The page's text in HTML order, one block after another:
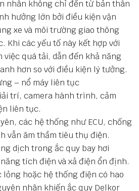
nhân không chỉ đến từ bản thân
hưởng lớn bởi điều kiện vận
xe và môi trường giao thông
Khi các yếu tố này kết hợp với
việc quá tải, dẫn đến khả năng
hơn so với điều kiện lý tưởng.
– nổ máy liên tục
trí, camera hành trình, cảm
liên tục.
các hệ thống như ECU, chống
vẫn âm thầm tiêu thụ điện.
dịch trong ắc quy bay hơi
tích điện và xả điện ổn định.
lỏng hoặc hệ thống điện có hao
nhân khiến ắc quy Delkor